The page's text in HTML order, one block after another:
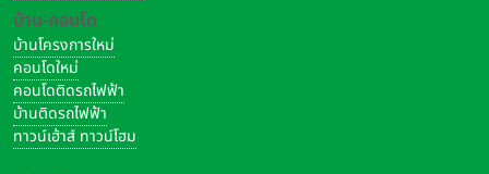
บ้าน-คอนโด
บ้านโครงการใหม่
คอนโดใหม่
คอนโดติดรถไฟฟ้า
บ้านติดรถไฟฟ้า
ทาวน์เฮ้าส์ ทาวน์โฮม